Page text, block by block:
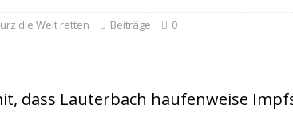
die Welt retten Beiträge 0
dass Lauterbach haufenweise